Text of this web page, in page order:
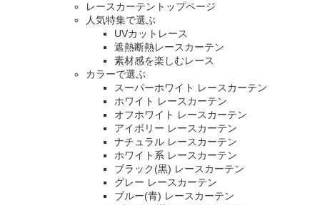
レースカーテントップページ
人気特集で選ぶ
UVカットレース
遮熱断熱レースカーテン
素材感を楽しむレース
カラーで選ぶ
スーパーホワイト レースカーテン
ホワイト レースカーテン
オフホワイト レースカーテン
アイボリー レースカーテン
ナチュラル レースカーテン
ホワイト系 レースカーテン
ブラック(黒) レースカーテン
グレー レースカーテン
ブルー(青) レースカーテン